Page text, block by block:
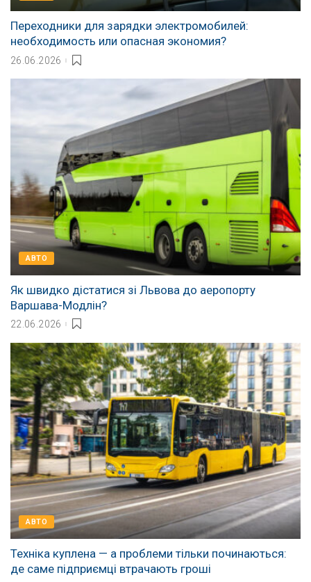
Переходники для зарядки электромобилей:
необходимость или опасная экономия?
26.06.2026
АВТО
Як швидко дістатися зі Львова до аеропорту
Варшава-Модлін?
22.06.2026
АВТО
Техніка куплена — а проблеми тільки починаються:
де саме підприємці втрачають гроші